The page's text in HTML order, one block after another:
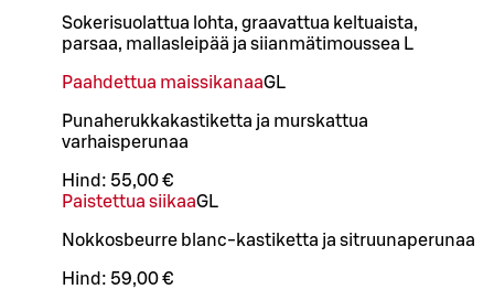
Sokerisuolattua lohta, graavattua keltuaista,
parsaa, mallasleipää ja siianmätimoussea L
Paahdettua maissikanaaGL
Punaherukkakastiketta ja murskattua
varhaisperunaa
Hind: 55,00 €
Paistettua siikaaGL
Nokkosbeurre blanc-kastiketta ja sitruunaperunaa
Hind: 59,00 €